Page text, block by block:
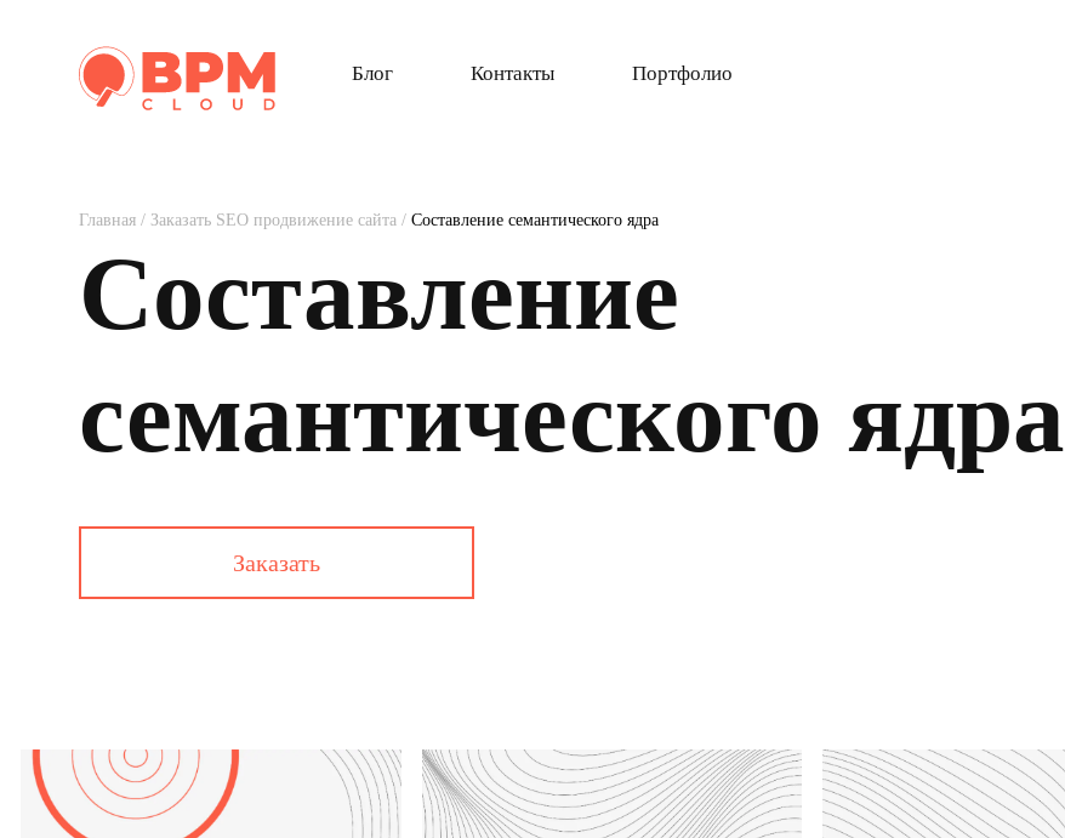
Блог Контакты Портфолио
Главная / Заказать SEO продвижение сайта / Составление семантического ядра
Составление
семантического ядра
Заказать